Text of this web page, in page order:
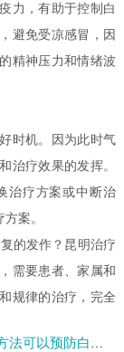
力，有助于控制白
避免受凉感冒，因
精神压力和情绪波
时机。因为此时气
治疗效果的发挥。
治疗方案或中断治
案。
的发作？昆明治疗
需要患者、家属和
规律的治疗，完全
预防白癜风发病